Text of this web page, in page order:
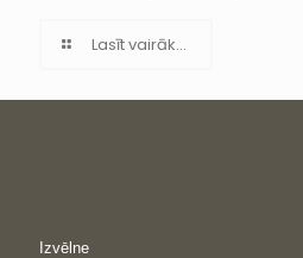
Lasīt vairāk...
Izvēlne